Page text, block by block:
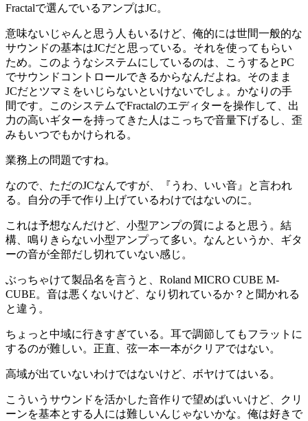
Fractalで選んでいるアンプはJC。
意味ないじゃんと思う人もいるけど、俺的には世間一般的な
サウンドの基本はJCだと思っている。それを使ってもらい
ため。このようなシステムにしているのは、こうするとPC
でサウンドコントロールできるからなんだよね。そのまま
JCだとツマミをいじらないといけないでしょ。かなりの手
間です。このシステムでFractalのエディターを操作して、出
力の高いギターを持ってきた人はこっちで音量下げるし、歪
みもいつでもかけられる。
業務上の問題ですね。
なので、ただのJCなんですが、『うわ、いい音』と言われ
る。自分の手で作り上げているわけではないのに。
これは予想なんだけど、小型アンプの質によると思う。結
構、鳴りきらない小型アンプって多い。なんというか、ギタ
ーの音が全部だし切れていない感じ。
ぶっちゃけて製品名を言うと、Roland MICRO CUBE M-
CUBE。音は悪くないけど、なり切れているか？と聞かれる
と違う。
ちょっと中域に行きすぎている。耳で調節してもフラットに
するのが難しい。正直、弦一本一本がクリアではない。
高域が出ていないわけではないけど、ボヤけてはいる。
こういうサウンドを活かした音作りで望めばいいけど、クリ
ーンを基本とする人には難しいんじゃないかな。俺は好きで